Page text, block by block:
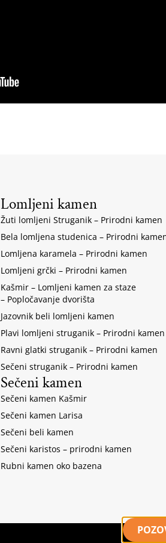
Lomljeni kamen
Žuti lomljeni Struganik – Prirodni kamen
Bela lomljena studenica – Prirodni
Lomljena karamela – Prirodni kamen
Lomljeni grčki – Prirodni kamen
Kašmir – Lomljeni kamen za staze
– Popločavanje dvorišta
Jazovnik beli lomljeni kamen
Plavi lomljeni struganik – Prirodni kamen
Ravni glatki struganik – Prirodni kamen
Sečeni struganik – Prirodni kamen
Sečeni kamen
Sečeni kamen Kašmir
Sečeni kamen Larisa
Sečeni beli kamen
Sečeni karistos – prirodni kamen
Rubni kamen oko bazena